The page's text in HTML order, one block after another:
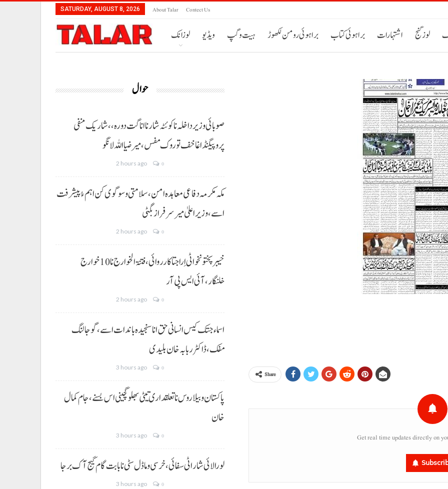
SATURDAY, AUGUST 8, 2026 About Talar Contect Us
لوزانک ویڈیو ہیت و گپ براہوئی رومن لکھوڑ براہوئی کتاب اشتہارات لوز گنج
Share
Get real time updates directly on
حوال
صوبائی وزیر داخلہ نا کوئٹہ شار نا اناگت دورہ،، شاریک منفی
پروپیگنڈا غا خف توروک مفس، میر ضیا اللہ لانگو
2 hours ago 0
مکہ مکرمہ دفاعی معاہدہ امن، سلامتی و سوگوی کن اہم ءُ پیشرفت
اسے،وزیراعلیٰ میر سرفراز بگٹی
2 hours ago 0
خیبر پختونخوا ٹی اِرا جتا کارروائی، فتنۃ الخوارج نا 10خوارج
خلنگار،آئی ایس پی آر
2 hours ago 0
اسماء جتک کیس انسانی حق انا سنجیدہ باندات اسے، گوجالنگ
مفک،ڈاکٹر ربابہ خان بلیدی
3 hours ago 0
پاکستان و بیلاروس نا تعلقداری تیٹی بھلو گچینی اس بسنے، جام کمال
خان
3 hours ago 0
لورالائی شار اٹی سفائی، خرسی و ماڈل سٹی نا بابت گام گیج آک برجا
3 hours ago 0